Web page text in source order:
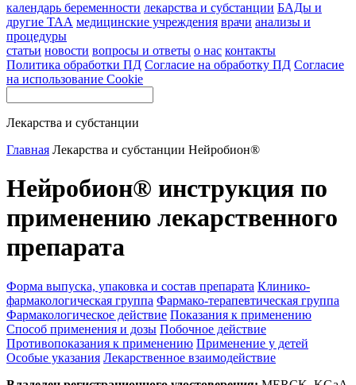
календарь беременности лекарства и субстанции БАДы и
другие ТАА медицинские учреждения врачи анализы и
процедуры
статьи новости вопросы и ответы о нас контакты
Политика обработки ПД Согласие на обработку ПД Согласие
на использование Cookie
Лекарства и субстанции
Главная Лекарства и субстанции Нейробион®
Нейробион® инструкция по
применению лекарственного
препарата
Форма выпуска, упаковка и состав препарата Клинико-
фармакологическая группа Фармако-терапевтическая группа
Фармакологическое действие Показания к применению
Способ применения и дозы Побочное действие
Противопоказания к применению Применение у детей
Особые указания Лекарственное взаимодействие